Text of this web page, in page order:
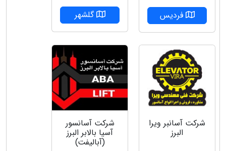
فردیس گلشهر
شركت آسانبر ويرا
البرز
شرکت آسانسور
آسیا بالابر البرز
(آبالیفت)